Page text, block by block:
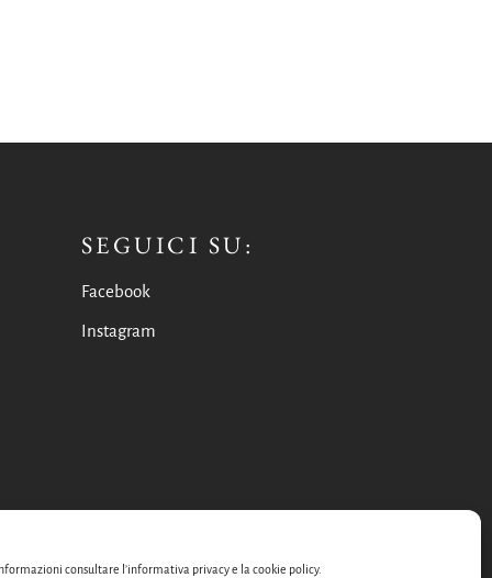
consultare l’informativa privacy e la cookie policy.
SEGUICI SU:
Facebook
Instagram